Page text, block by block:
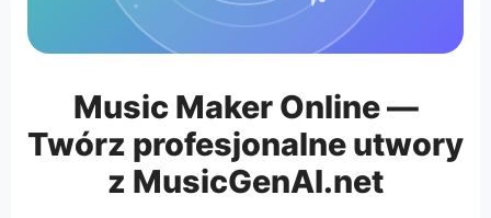
Music Maker Online —
Twórz profesjonalne utwory
z MusicGenAI.net